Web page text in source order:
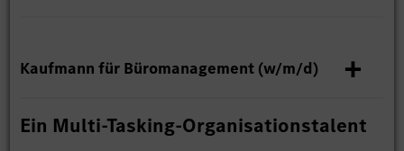
Kaufmann für Büromanagement (w/m/d)
Ein Multi-Tasking-Organisationstalent